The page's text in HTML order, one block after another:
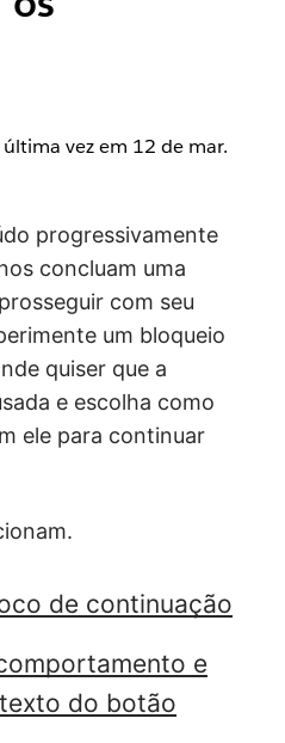
vez em 12 de mar.
progressivamente
concluam uma
com seu
um bloqueio
quiser que a
e escolha como
ele para continuar
de continuação
e
do botão